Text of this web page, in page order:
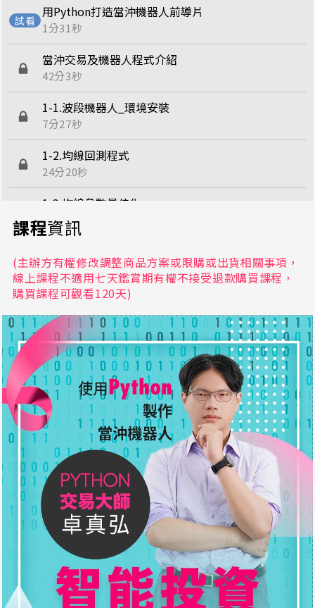
用Python打造當沖機器人前導片
1分31秒
當沖交易及機器人程式介紹
42分3秒
1-1.波段機器人_環境安裝
7分27秒
1-2.均線回測程式
24分20秒
1-3.均線參數最佳化
11分49秒
44分48秒
1-5.價格通道回測程式
17分21秒
1-6.價格通道參數化
12分28秒
1-7.價格通道機器人
24分3秒
2-1.區間交易環境安裝
5分49秒
2-2.區間交易回測程式
13分13秒
2-3.區間交易佳化程式
3分53秒
2-4.區間交易機器人
13分56秒
課程資訊
(主辦方有權修改調整商品方案或限購或出貨相關事項，
線上課程不適用七天鑑賞期有權不接受退款購買課程，
購買課程可觀看120天)